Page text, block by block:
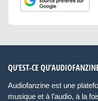
QU’EST-CE
Audiofanzine est une
musique et à l’audio, à la